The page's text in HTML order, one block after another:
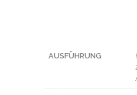
AUSFÜHRUNG